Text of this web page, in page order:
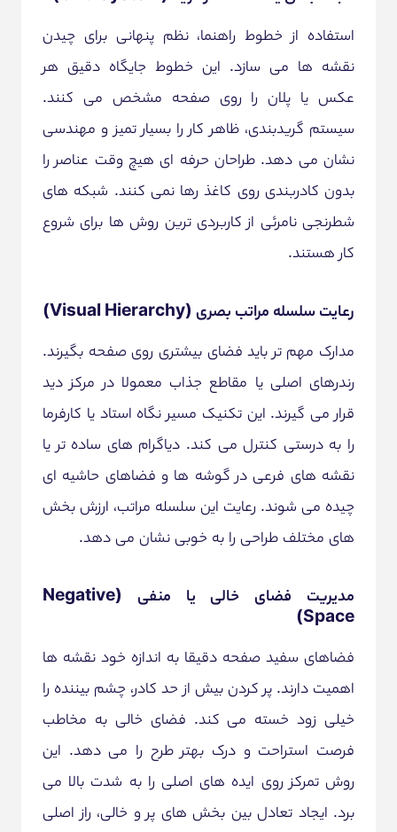
استفاده از خطوط راهنما، نظم پنهانی برای چیدن
نقشه ها می سازد. این خطوط جایگاه دقیق هر
عکس یا پلان را روی صفحه مشخص می کنند.
سیستم گریدبندی، ظاهر کار را بسیار تمیز و مهندسی
نشان می دهد. طراحان حرفه ای هیچ وقت عناصر را
بدون کادربندی روی کاغذ رها نمی کنند. شبکه های
شطرنجی نامرئی از کاربردی ترین روش ها برای شروع
کار هستند.
رعایت سلسله مراتب بصری (Visual Hierarchy)
مدارک مهم تر باید فضای بیشتری روی صفحه بگیرند.
رندرهای اصلی یا مقاطع جذاب معمولا در مرکز دید
قرار می گیرند. این تکنیک مسیر نگاه استاد یا کارفرما
را به درستی کنترل می کند. دیاگرام های ساده تر یا
نقشه های فرعی در گوشه ها و فضاهای حاشیه ای
چیده می شوند. رعایت این سلسله مراتب، ارزش بخش
های مختلف طراحی را به خوبی نشان می دهد.
مدیریت فضای خالی یا منفی (Negative
Space)
فضاهای سفید صفحه دقیقا به اندازه خود نقشه ها
اهمیت دارند. پر کردن بیش از حد کادر، چشم بیننده را
خیلی زود خسته می کند. فضای خالی به مخاطب
فرصت استراحت و درک بهتر طرح را می دهد. این
روش تمرکز روی ایده های اصلی را به شدت بالا می
برد. ایجاد تعادل بین بخش های پر و خالی، راز اصلی